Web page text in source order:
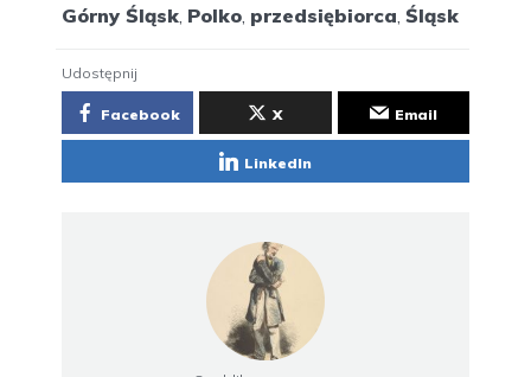
Górny Śląsk, Polko, przedsiębiorca, Śląsk
Udostępnij
Facebook X Email
LinkedIn